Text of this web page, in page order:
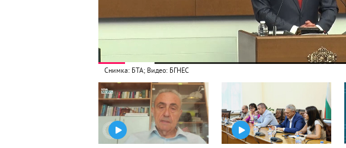
Снимка: БТА; Видео: БГНЕС